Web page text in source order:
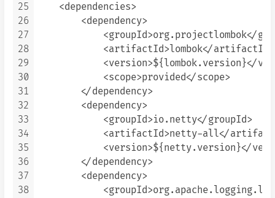
25
26
27
28
29
30
31
32
33
34
35
36
37
38
    <dependencies>
        <dependency>
<groupId>org.projectlombok</
            <artifactId>lombok</artifactId>
<version>${lombok.version}</
            <scope>provided</scope>
        </dependency>
        <dependency>
            <groupId>io.netty</groupId>
<artifactId>netty-all</
<version>${netty.version}</
        </dependency>
        <dependency>